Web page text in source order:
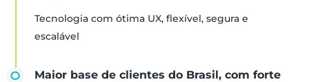
Tecnologia com ótima UX, flexível, segura e
escalável
Maior base de clientes do Brasil, com forte